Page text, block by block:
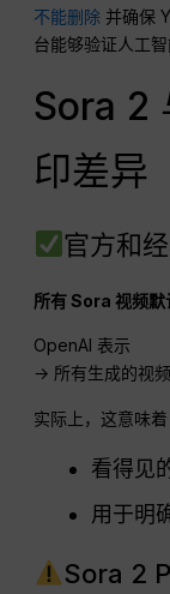
不能删除 并确保
台能够验证人工
Sora 2
印差异
官方和
所有 Sora 视频默
OpenAI 表示
→ 所有生成的视
实际上，这意味着
看得见
用于明
Sora 2